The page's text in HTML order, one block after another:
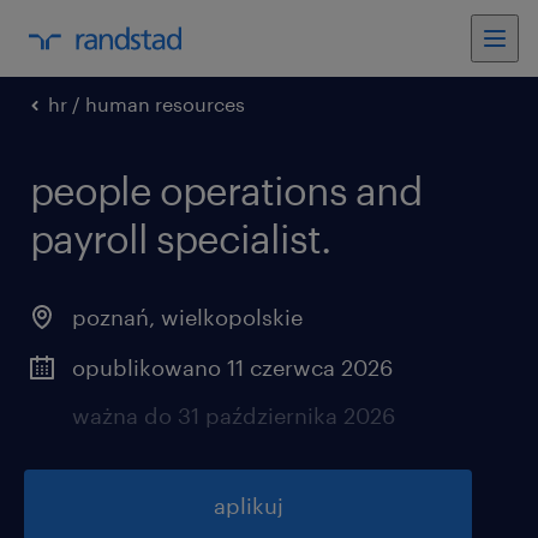
hr / human resources
people operations and
payroll specialist.
poznań, wielkopolskie
opublikowano 11 czerwca 2026
ważna do 31 października 2026
aplikuj